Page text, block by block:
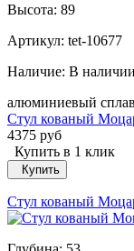
Высота: 89
Артикул: tet-10677
Наличие: В наличии
алюминиевый сплав
Стул кованый
4375 руб
Купить в 1 клик
Купить
Стул кованый